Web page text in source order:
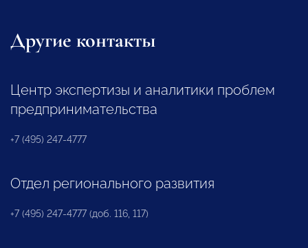
Другие контакты
Центр экспертизы и аналитики проблем
предпринимательства
+7 (495) 247-4777
Отдел регионального развития
+7 (495) 247-4777 (доб. 116, 117)